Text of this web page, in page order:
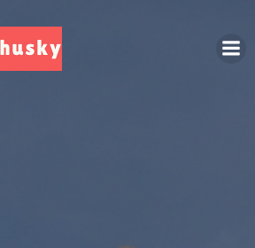
to
content